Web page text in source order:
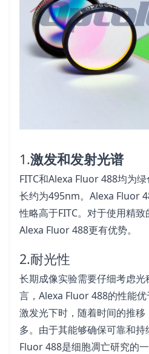
1.激发和发射光谱
FITC和Alexa Fluor 488均为
长约为495nm。Alexa Fluor
性略高于FITC。对于使用精致
Alexa Fluor 488更有优势。
2.耐光性
长期成像实验需要仔细考虑
言，Alexa Fluor 488的性能
激发光下时，随着时间的推
多。由于其能够确保可靠和
Fluor 488是细胞凋亡研究的